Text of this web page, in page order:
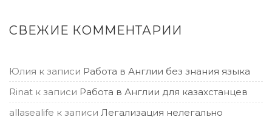
СВЕЖИЕ КОММЕНТАРИИ
Юлия к записи Работа в Англии без знания языка
Rinat к записи Работа в Англии для казахстанцев
allasealife к записи Легализация нелегально